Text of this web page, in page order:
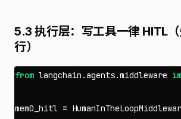
5.3 执行层：写工具一律 HITL
行）
from langchain.agents.middleware
mem0_hitl =